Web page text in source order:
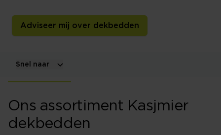
Adviseer mij over dekbedden
Snel naar
Ons assortiment Kasjmier
dekbedden